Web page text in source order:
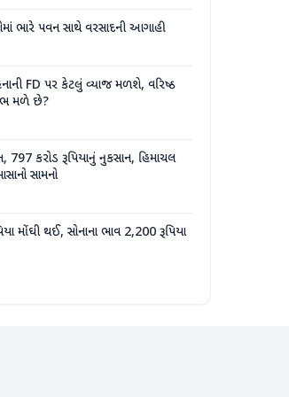
ભારે પવન સાથે વરસાદની આગાહી
FD પર કેટલું વ્યાજ મળશે, વરિષ્ઠ
મળે છે?
797 કરોડ રૂપિયાનું નુકસાન, હિમાચલ
સામનો
મોંઘી થઈ, સોનાના ભાવ 2,200 રૂપિયા